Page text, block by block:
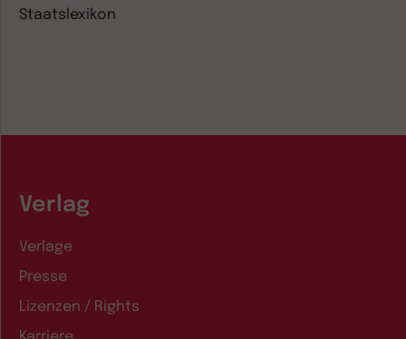
Staatslexikon
Verlag
Verlage
Presse
Lizenzen / Rights